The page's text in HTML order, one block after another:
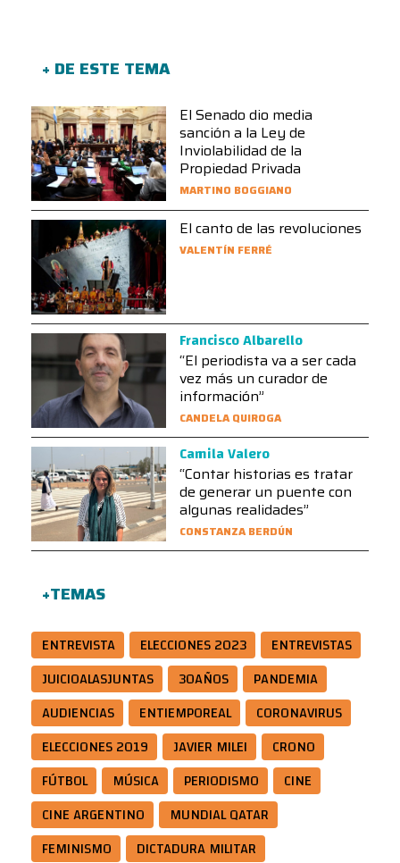
+ DE ESTE TEMA
El Senado dio media
sanción a la Ley de
Inviolabilidad de la
Propiedad Privada
MARTINO BOGGIANO
El canto de las revoluciones
VALENTÍN FERRÉ
Francisco Albarello
“El periodista va a ser cada
vez más un curador de
información”
CANDELA QUIROGA
Camila Valero
“Contar historias es tratar
de generar un puente con
algunas realidades”
CONSTANZA BERDÚN
+TEMAS
ENTREVISTA ELECCIONES 2023
ENTREVISTAS
JUICIOALASJUNTAS
30AÑOS
PANDEMIA
AUDIENCIAS
ENTIEMPOREAL
CORONAVIRUS
ELECCIONES 2019
JAVIER MILEI
CRONO
FÚTBOL
MÚSICA PERIODISMO
CINE
CINE ARGENTINO
MUNDIAL QATAR
FEMINISMO
DICTADURA MILITAR